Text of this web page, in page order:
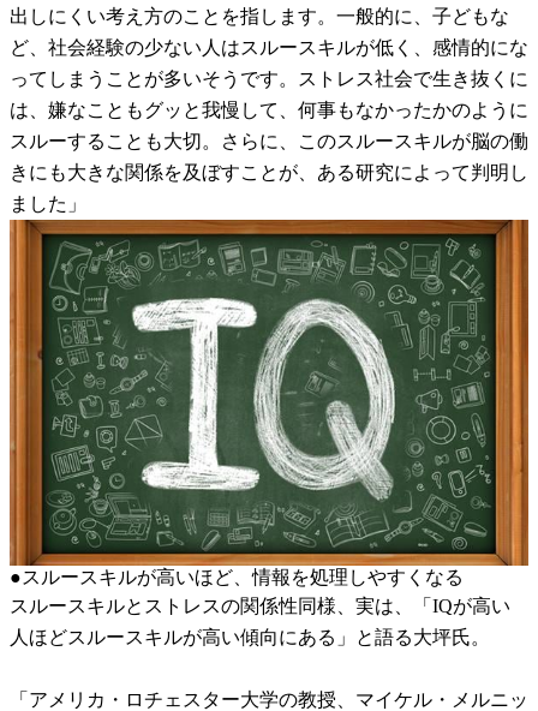
出しにくい考え方のことを指します。一般的に、子どもな
ど、社会経験の少ない人はスルースキルが低く、感情的にな
ってしまうことが多いそうです。ストレス社会で生き抜くに
は、嫌なこともグッと我慢して、何事もなかったかのように
スルーすることも大切。さらに、このスルースキルが脳の働
きにも大きな関係を及ぼすことが、ある研究によって判明し
ました」
●スルースキルが高いほど、情報を処理しやすくなる
スルースキルとストレスの関係性同様、実は、「IQが高い
人ほどスルースキルが高い傾向にある」と語る大坪氏。
「アメリカ・ロチェスター大学の教授、マイケル・メルニッ